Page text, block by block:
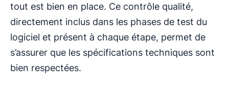
tout est bien en place. Ce contrôle qualité,
directement inclus dans les phases de test du
logiciel et présent à chaque étape, permet de
s’assurer que les spécifications techniques sont
bien respectées.